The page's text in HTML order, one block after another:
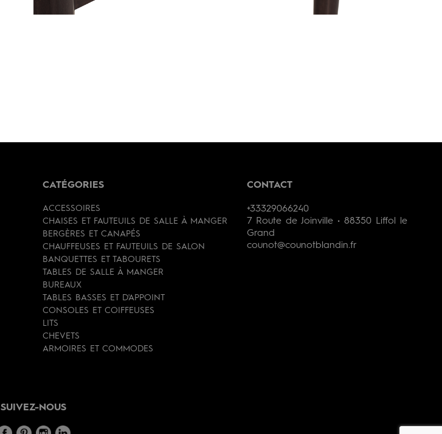
CATÉGORIES
ACCESSOIRES
CHAISES ET FAUTEUILS DE SALLE À MANGER
BERGÈRES ET CANAPÉS
CHAUFFEUSES ET FAUTEUILS DE SALON
BANQUETTES ET TABOURETS
TABLES DE SALLE À MANGER
BUREAUX
TABLES BASSES ET D'APPOINT
CONSOLES ET COIFFEUSES
LITS
CHEVETS
ARMOIRES ET COMMODES
CONTACT
+33329066240
7 Route de Joinville • 88350 Liffol le
Grand
counot@counotblandin.fr
SUIVEZ-NOUS